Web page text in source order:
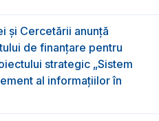
și Cercetării anunță
de finanțare pentru
strategic „Sistem
al informațiilor în